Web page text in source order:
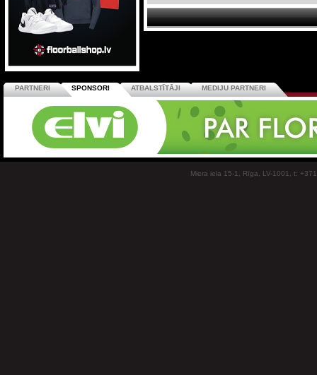
PARTNERI SPONSORI ATBALSTĪTĀJI MEDIJU PARTNERI
Miera iela 15-1, Rīga, LV-1001, t: